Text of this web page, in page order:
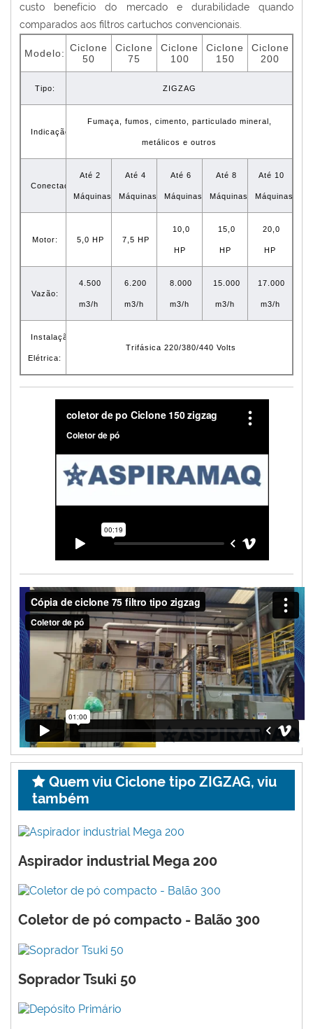
custo benefício do mercado e durabilidade quando
comparados aos filtros cartuchos convencionais.
Modelo: Ciclone
50
Ciclone
75
Ciclone
100
Ciclone
150
Ciclone
200
Tipo: ZIGZAG
Indicação:
Fumaça, fumos, cimento, particulado mineral,
metálicos e outros
Conectado:
Até 2
Máquinas
Até 4
Máquinas
Até 6
Máquinas
Até 8
Máquinas
Até 10
Máquinas
Motor: 5,0 HP 7,5 HP
10,0
HP
15,0
HP
20,0
HP
Vazão:
4.500
m3/h
6.200
m3/h
8.000
m3/h
15.000
m3/h
17.000
m3/h
Instalação
Elétrica:
Trifásica 220/380/440 Volts
Quem viu Ciclone tipo ZIGZAG, viu
também
Aspirador industrial Mega 200
Coletor de pó compacto - Balão 300
Soprador Tsuki 50